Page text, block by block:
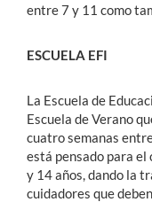
entre 7 y 11 como
ESCUELA EFI
La Escuela de
Escuela de Verano
cuatro semanas
está pensado para
y 14 años, dando la
cuidadores que